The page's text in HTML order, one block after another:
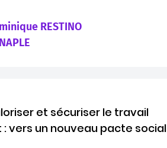
RESTINO
et sécuriser le travail
vers un nouveau pacte social